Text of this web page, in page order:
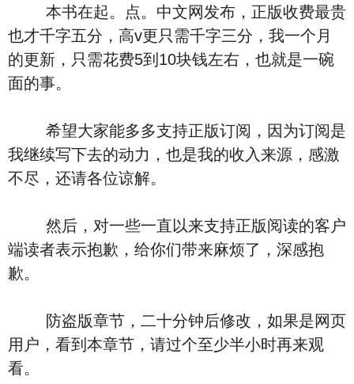
本书在起。点。中文网发布，正版收费最贵
也才千字五分，高v更只需千字三分，我一个月
的更新，只需花费5到10块钱左右，也就是一碗
面的事。
希望大家能多多支持正版订阅，因为订阅是
我继续写下去的动力，也是我的收入来源，感激
不尽，还请各位谅解。
然后，对一些一直以来支持正版阅读的客户
端读者表示抱歉，给你们带来麻烦了，深感抱
歉。
防盗版章节，二十分钟后修改，如果是网页
用户，看到本章节，请过个至少半小时再来观
看。